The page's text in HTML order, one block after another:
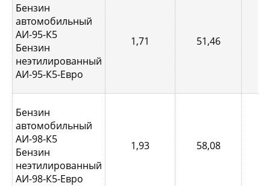
Бензин
автомобильный
АИ-95-К5
Бензин
неэтилированный
АИ-95-К5-Евро
1,71 51,46
Бензин
автомобильный
АИ-98-К5
Бензин
неэтилированный
АИ-98-К5-Евро
1,93 58,08